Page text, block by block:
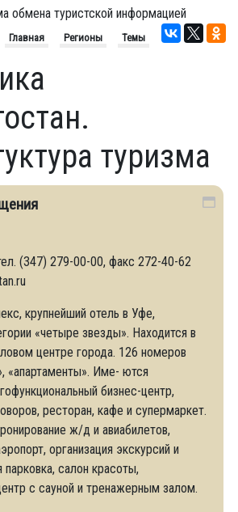
обмена туристской информацией
Главная Регионы Темы
туризма
(347) 279-00-00, факс 272-40-62
крупнейший отель в Уфе,
«четыре звезды». Находится в
центре города. 126 номеров
«апартаменты». Име- ются
бизнес-центр,
ресторан, кафе и супермаркет.
ж/д и авиабилетов,
организация экскурсий и
парковка, салон красоты,
с сауной и тренажерным залом.